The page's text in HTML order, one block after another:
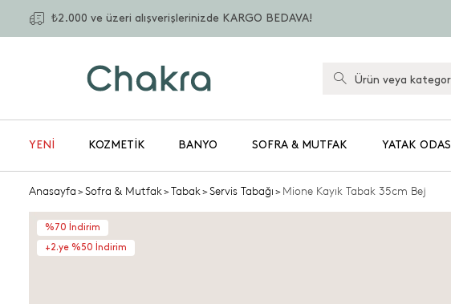
₺2.000 ve üzeri alışverişlerinizde KARGO BEDAVA!
YENİ KOZMETIK BANYO SOFRA & MUTFAK YATAK ODASI
Anasayfa>Sofra & Mutfak>Tabak>Servis Tabağı>Mione Kayık Tabak 35cm Bej
%70 İndirim
+2.ye %50 İndirim